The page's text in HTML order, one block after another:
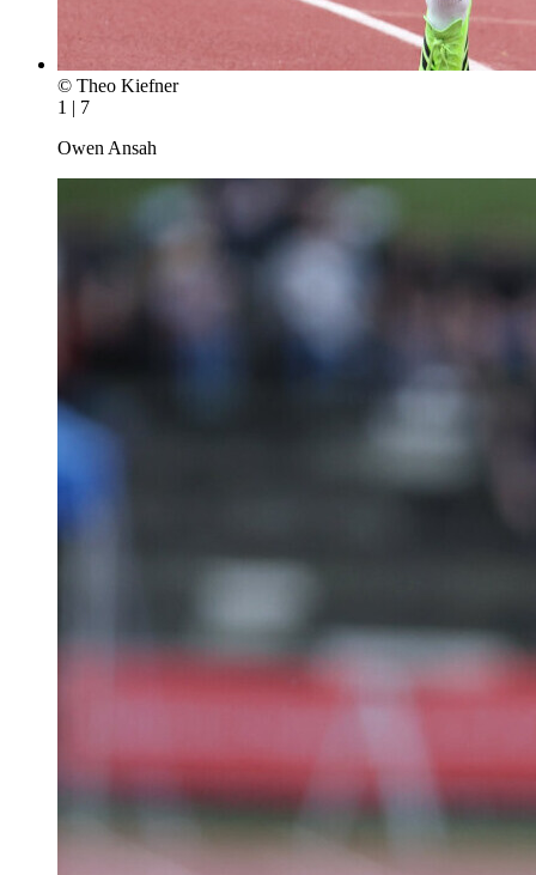
© Theo Kiefner
1 | 7
Owen Ansah